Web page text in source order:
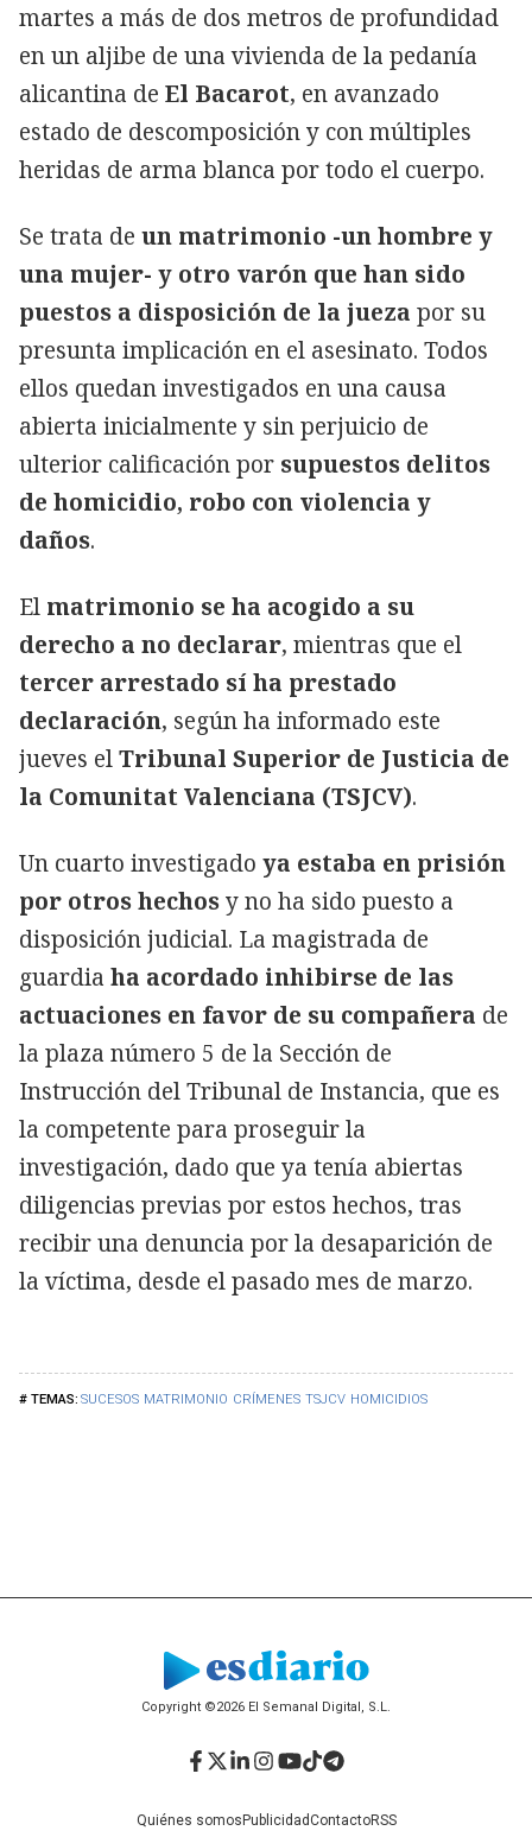
SUCESOS MATRIMONIO CRÍMENES TSJCV HOMICIDIOS
martes a más de dos metros de profundidad
en un aljibe de una vivienda de la pedanía
alicantina de El Bacarot, en avanzado
estado de descomposición y con múltiples
heridas de arma blanca por todo el cuerpo.
Se trata de un matrimonio -un hombre y
una mujer- y otro varón que han sido
puestos a disposición de la jueza por su
presunta implicación en el asesinato. Todos
ellos quedan investigados en una causa
abierta inicialmente y sin perjuicio de
ulterior calificación por supuestos delitos
de homicidio, robo con violencia y
daños.
El matrimonio se ha acogido a su
derecho a no declarar, mientras que el
tercer arrestado sí ha prestado
declaración, según ha informado este
jueves elTribunal Superior de Justicia de
la Comunitat Valenciana (TSJCV).
Un cuarto investigado ya estaba en prisión
por otros hechosy no ha sido puesto a
disposición judicial. La magistrada de
guardia ha acordado inhibirse de las
actuaciones en favor de su compañera de
la plaza número 5 de la Sección de
Instrucción del Tribunal de Instancia, que es
la competente para proseguir la
investigación, dado que ya tenía abiertas
diligencias previas por estos hechos, tras
recibir una denuncia por la desaparición de
la víctima, desde el pasado mes de marzo.
Copyright ©2026 El Semanal Digital, S.L.
Quiénes somos PublicidadContactoRSS
Facebook
Twitter
LinkedIn
Instagram
YouTube
TikTok
Telegram